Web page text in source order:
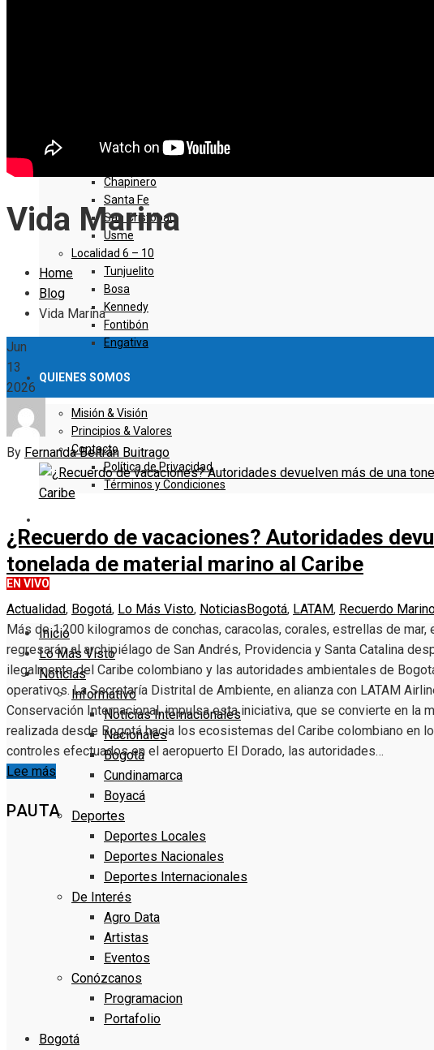
Localidad 1 – 5
Chapinero
Santa Fe
San Cristóbal
Usme
Localidad 6 – 10
Tunjuelito
Bosa
Kennedy
Fontibón
Engativa
QUIENES SOMOS
Misión & Visión
Principios & Valores
Contacto
Política de Privacidad
Términos y Condiciones
EN VIVO
Inicio
Lo Más Visto
Noticias
Informativo
Noticias Internacionales
Nacionales
Bogotá
Cundinamarca
Boyacá
Deportes
Deportes Locales
Deportes Nacionales
Deportes Internacionales
De Interés
Agro Data
Artistas
Eventos
Conózcanos
Programacion
Portafolio
Bogotá
Vida Marina
Home
Blog
Vida Marina
Jun
13
2026
By Fernanda Beltrán Buitrago
¿Recuerdo de vacaciones? Autoridades
tonelada de material marino al Caribe
Actualidad, Bogotá, Lo Más Visto, NoticiasBogotá, LATAM, Recuerdo
Más de 1.200 kilogramos de conchas, caracolas, corales, estrellas de
regresarán al archipiélago de San Andrés, Providencia y Santa Catalina
ilegalmente del Caribe colombiano y las autoridades ambientales de
operativos. La Secretaría Distrital de Ambiente, en alianza con LATAM
Conservación Internacional, impulsa esta iniciativa, que se convierte en la
realizada desde Bogotá hacia los ecosistemas del Caribe colombiano en
controles efectuados en el aeropuerto El Dorado, las autoridades…
Lee más
PAUTA